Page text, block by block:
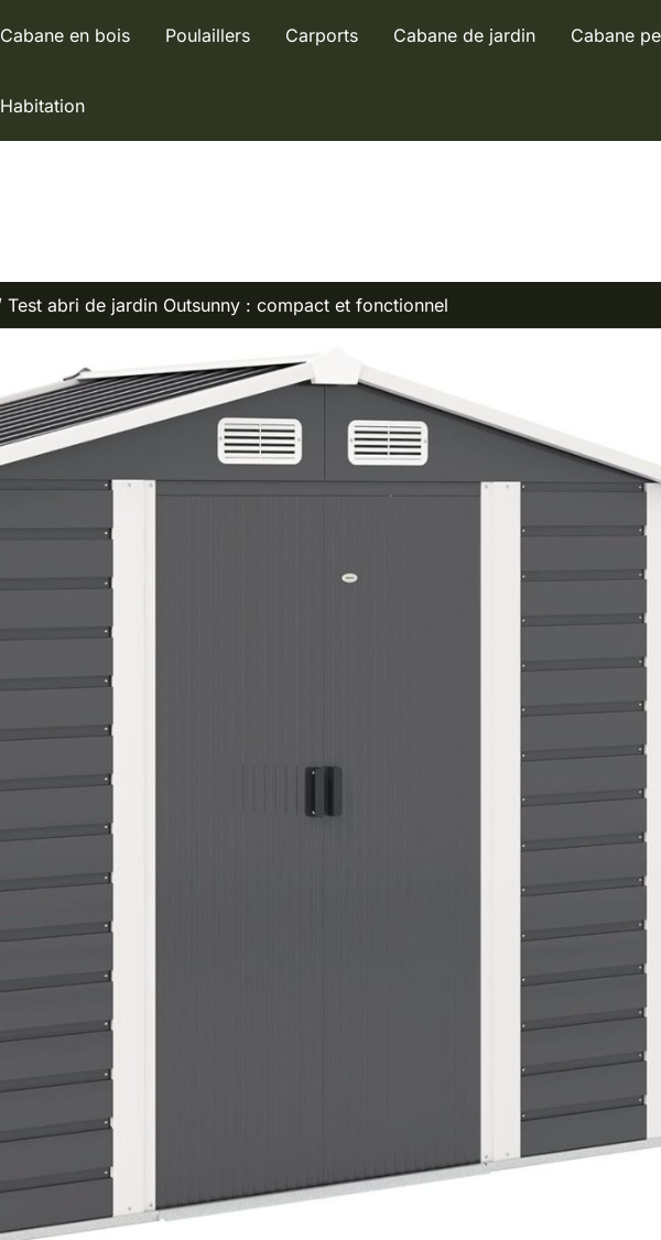
Cabane en bois Poulaillers Carports Cabane de jardin Cabane
Habitation
Test abri de jardin Outsunny : compact et fonctionnel